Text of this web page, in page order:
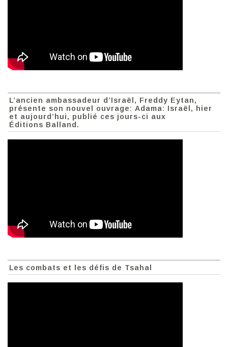
L’ancien ambassadeur d’Israël, Freddy Eytan,
présente son nouvel ouvrage: Adama: Israël, hier
et aujourd’hui, publié ces jours-ci aux
Éditions Balland.
Les combats et les défis de Tsahal